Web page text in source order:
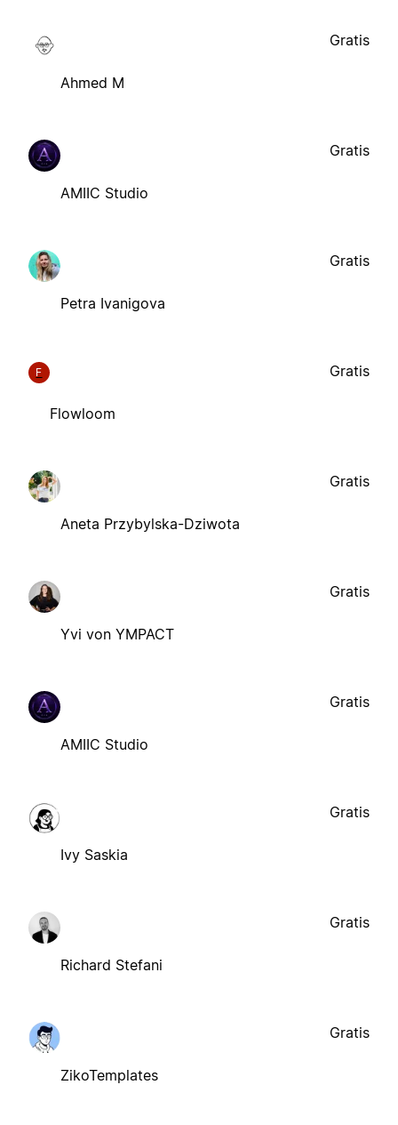
Ahmed M
Gratis
AMIIC Studio
Gratis
Petra Ivanigova
Gratis
F
Flowloom
Gratis
Aneta Przybylska-Dziwota
Gratis
Yvi von YMPACT
Gratis
AMIIC Studio
Gratis
Ivy Saskia
Gratis
Richard Stefani
Gratis
ZikoTemplates
Gratis